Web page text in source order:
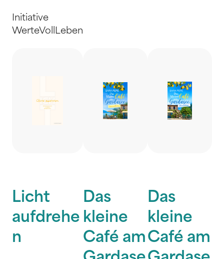
Initiative
WerteVollLeben
Licht
aufdrehe
n
Das
kleine
Café am
Das
kleine
Café am